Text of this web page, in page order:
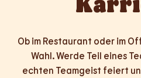
Ob im Restaurant oder im
Wahl. Werde Teil eines
echten Teamgeist feiert